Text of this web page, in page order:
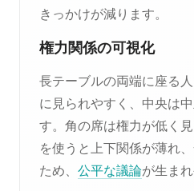
きっかけが減ります。
権力関係の可視化
長テーブルの両端に座る
に見られやすく、中央は
す。角の席は権力が低く
を使うと上下関係が薄れ
ため、 公平な議論が生ま